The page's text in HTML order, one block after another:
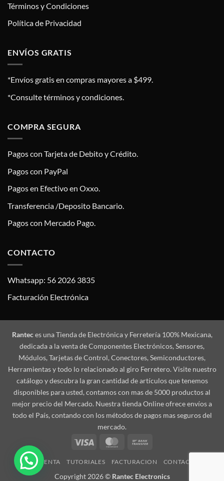
Términos y Condiciones
Política de Privacidad
ENVÍOS GRATIS
*Envíos gratis en compras mayores a $499.
*Consulte términos y condiciones.
COMPRA SEGURA
Pagos con Tarjeta de Debito y Crédito.
Pagos con PayPal
Pagos en Efectivo en Oxxo.
Transferencia /Deposito Bancario.
Pagos con Mercado Pago.
CONTACTO
Whatsapp: 56 2026 3835
Facturación Electrónica
Ranteces una Tienda de Electrónica y Ferretería 100% Mexicana,
dedicada a la venta de Componentes Electrónicos, Sensores,
Módulos, Tarjetas de Control, Conectores, Semiconductores,
Herramientas y todo lo relacionado al giro Ferretero. Visite nuestro
catálogo y descubra la gran cantidad de artículos que tenemos
disponibles para usted, contamos con mas de 5000 productos al
mejor precio del Mercado. Nuestra tienda Online ofrece envíos a
todo el País, contando con los métodos de pagos mas seguros del
mercado.
Visa
MasterCard
MI CUENTA TUTORIALES FACTURACION CONTACTO
Copyright 2026 © Rantec Electronics